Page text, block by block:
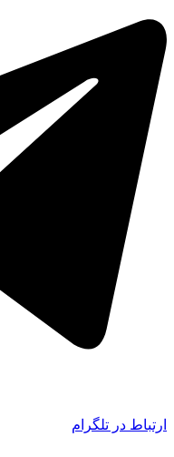
ارتباط در تلگرام